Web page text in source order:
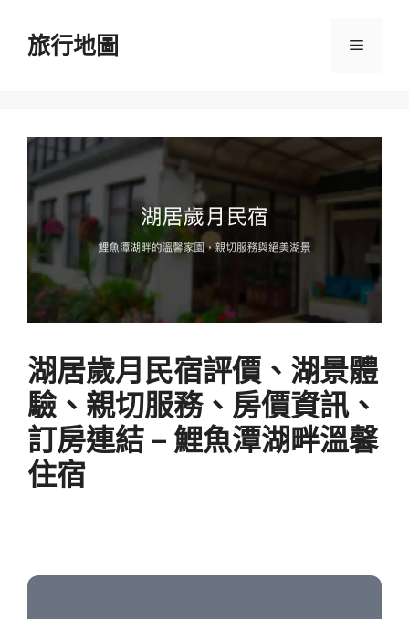
旅行地圖 選
湖居歲月民宿評價、湖景體
驗、親切服務、房價資訊、
訂房連結 – 鯉魚潭湖畔溫馨
住宿